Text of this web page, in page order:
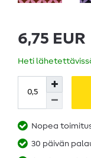
6,75 EUR
Heti
Nopea
30 päivän